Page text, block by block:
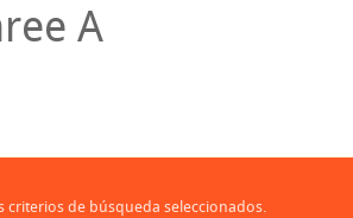
A
de búsqueda seleccionados.